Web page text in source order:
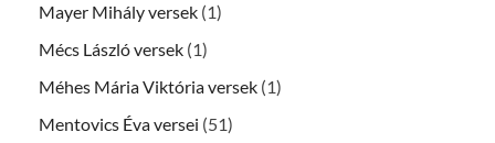
Mayer Mihály versek (1)
Mécs László versek (1)
Méhes Mária Viktória versek (1)
Mentovics Éva versei (51)